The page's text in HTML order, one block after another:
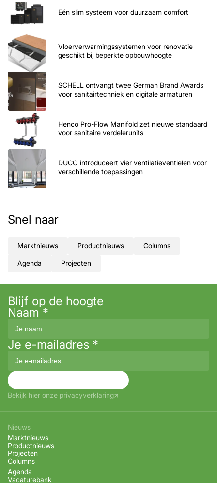
Eén slim systeem voor duurzaam comfort
Vloerverwarmingssystemen voor renovatie
geschikt bij beperkte opbouwhoogte
SCHELL ontvangt twee German Brand Awards
voor sanitairtechniek en digitale armaturen
Henco Pro-Flow Manifold zet nieuwe standaard
voor sanitaire verdelerunits
DUCO introduceert vier ventilatieventielen voor
verschillende toepassingen
Snel naar
Marktnieuws Productnieuws Columns
Agenda Projecten
Blijf op de hoogte
Naam *
Je e-mailadres *
Bekijk hier onze privacyverklaring
Nieuws
Marktnieuws
Productnieuws
Projecten
Columns
Agenda
Vacaturebank